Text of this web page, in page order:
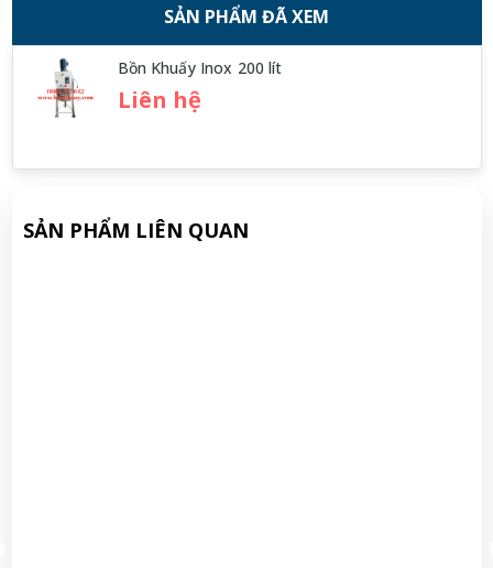
SẢN PHẨM ĐÃ XEM
Bồn Khuấy Inox 200 lít
Liên hệ
SẢN PHẨM LIÊN QUAN